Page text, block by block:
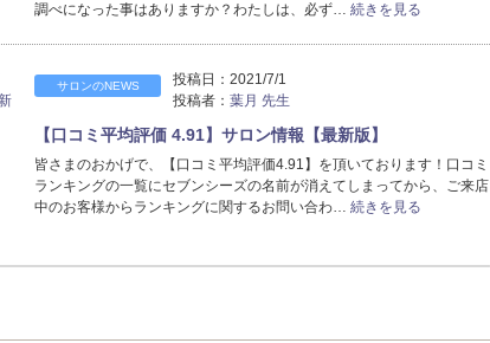
調べになった事はありますか？わたしは、必ず… 続きを見る
サロンのNEWS 投稿日： 2021/7/1
投稿者： 葉月 先生
【口コミ平均評価 4.91】サロン情報【最新版】
皆さまのおかげで、【口コミ平均評価4.91】を頂いております！口コミ
ランキングの一覧にセブンシーズの名前が消えてしまってから、ご来店
中のお客様からランキングに関するお問い合わ… 続きを見る